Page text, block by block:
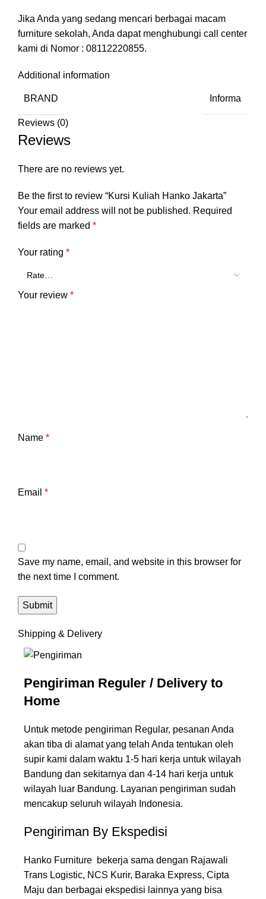
Jika Anda yang sedang mencari berbagai macam
furniture sekolah, Anda dapat menghubungi call center
kami di Nomor : 08112220855.
Additional information
BRAND Informa
Reviews (0)
Reviews
There are no reviews yet.
Be the first to review “Kursi Kuliah Hanko Jakarta”
Your email address will not be published. Required
fields are marked *
Your rating *
Your review *
Name *
Email *
Save my name, email, and website in this browser for
the next time I comment.
Shipping & Delivery
Pengiriman Reguler / Delivery to
Home
Untuk metode pengiriman Regular, pesanan Anda
akan tiba di alamat yang telah Anda tentukan oleh
supir kami dalam waktu 1-5 hari kerja untuk wilayah
Bandung dan sekitarnya dan 4-14 hari kerja untuk
wilayah luar Bandung. Layanan pengiriman sudah
mencakup seluruh wilayah Indonesia.
Pengiriman By Ekspedisi
Hanko Furniture bekerja sama dengan Rajawali
Trans Logistic, NCS Kurir, Baraka Express, Cipta
Maju dan berbagai ekspedisi lainnya yang bisa